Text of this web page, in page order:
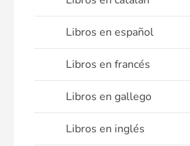
Libros en español
Libros en francés
Libros en gallego
Libros en inglés